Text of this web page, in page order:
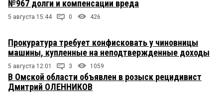
№967 долги и компенсации вреда
5 августа 15:44 0 426
Прокуратура требует конфисковать у чиновницы
машины, купленные на неподтвержденные доходы
5 августа 12:01 3 1059
В Омской области объявлен в розыск рецидивист
Дмитрий ОЛЕННИКОВ